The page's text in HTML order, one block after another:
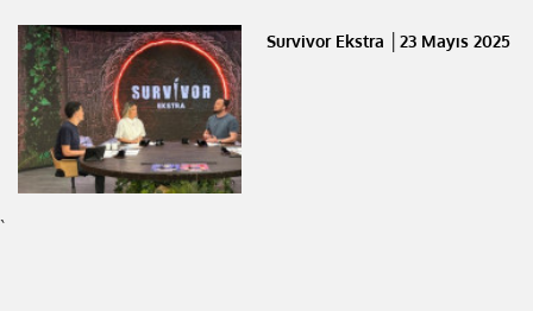
Survivor Ekstra │23 Mayıs 2025
`